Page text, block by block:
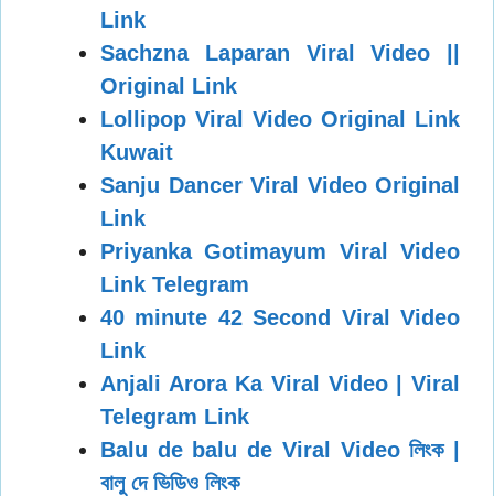
Link
Sachzna Laparan Viral Video ||
Original Link
Lollipop Viral Video Original Link
Kuwait
Sanju Dancer Viral Video Original
Link
Priyanka Gotimayum Viral Video
Link Telegram
40 minute 42 Second Viral Video
Link
Anjali Arora Ka Viral Video | Viral
Telegram Link
Balu de balu de Viral Video লিংক |
বালু দে ভিডিও লিংক